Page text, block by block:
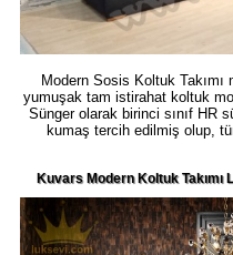
Modern Sosis Koltuk Takımı
yumuşak tam istirahat koltuk
Sünger olarak birinci sınıf HR
kumaş tercih edilmiş olup,
Kuvars Modern Koltuk Takımı